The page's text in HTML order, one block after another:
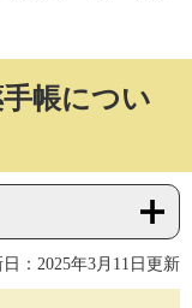
帳につい
日：2025年3月11日更新